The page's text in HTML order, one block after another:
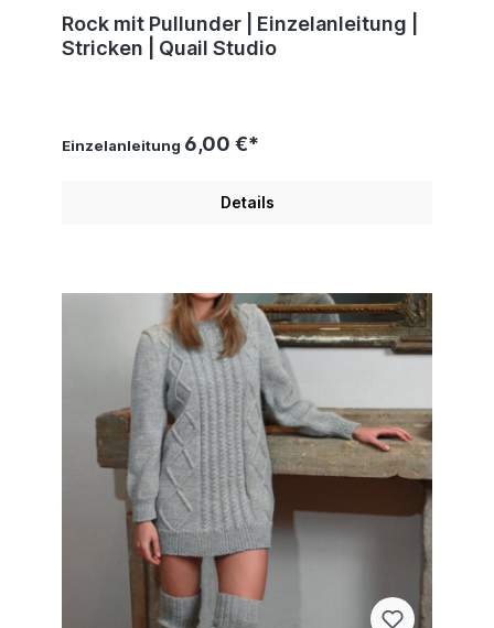
Rock mit Pullunder | Einzelanleitung |
Stricken | Quail Studio
Einzelanleitung 6,00 €*
Details